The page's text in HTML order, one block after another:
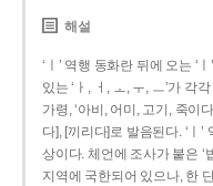
해설
‘ㅣ’ 역행 동화란 뒤에 오는 ‘
있는 ‘ㅏ, ㅓ, ㅗ, ㅜ, ㅡ’가 각
가령, ‘아비, 어미, 고기, 죽이
다], [끼리다]로 발음된다. ‘ㅣ
상이다. 체언에 조사가 붙은 ‘
지역에 국한되어 있으나, 한